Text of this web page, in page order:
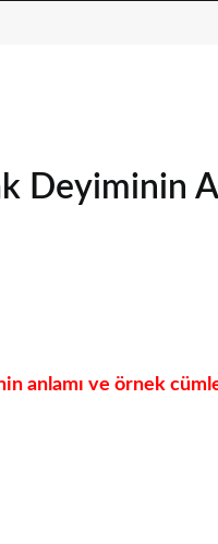
Deyiminin
anlamı ve örnek